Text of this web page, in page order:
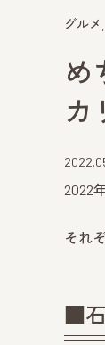
グルメ
め
カ
2022
それ
■石